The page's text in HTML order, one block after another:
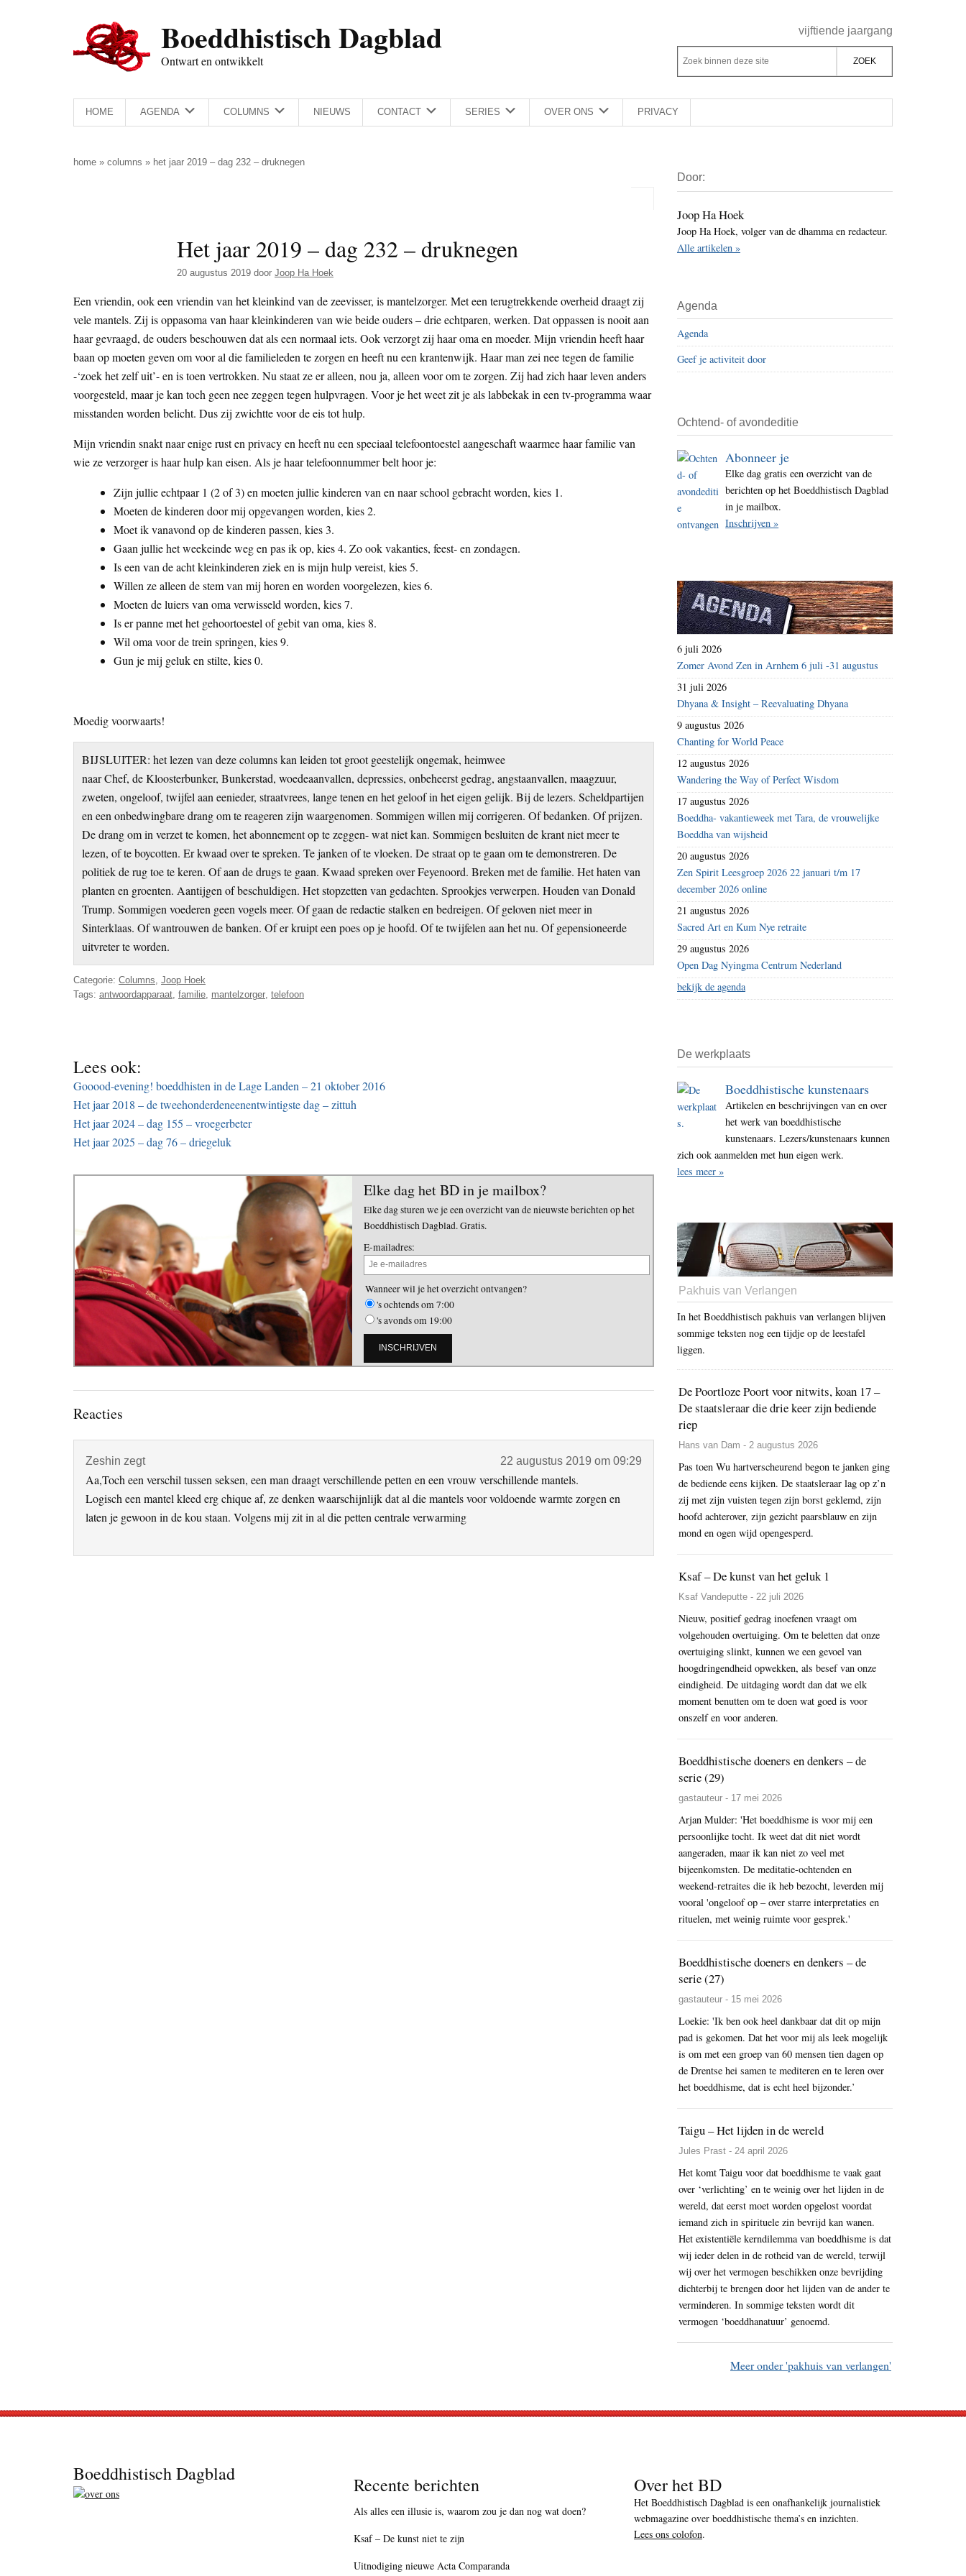
Boeddhistisch Dagblad
Ontwart en ontwikkelt
Rechts
vijftiende jaargang
Z
o
e
k
d
e
z
e
s
t
e
Z
o
k
b
n
n
d
e
s
i
t
e
HOME AGENDA COLUMNS NIEUWS CONTACT SERIES OVER ONS PRIVACY
home » columns » het jaar 2019 – dag 232 – druknegen
Het jaar 2019 – dag 232 – druknegen
20 augustus 2019 door Joop Ha Hoek
Een vriendin, ook een vriendin van het kleinkind van de zeevisser, is mantelzorger. Met een terugtrekkende overheid draagt zij
vele mantels. Zij is oppasoma van haar kleinkinderen van wie beide ouders – drie echtparen, werken. Dat oppassen is nooit aan
haar gevraagd, de ouders beschouwen dat als een normaal iets. Ook verzorgt zij haar oma en moeder. Mijn vriendin heeft haar
baan op moeten geven om voor al die familieleden te zorgen en heeft nu een krantenwijk. Haar man zei nee tegen de familie
-‘zoek het zelf uit’- en is toen vertrokken. Nu staat ze er alleen, nou ja, alleen voor om te zorgen. Zij had zich haar leven anders
voorgesteld, maar je kan toch geen nee zeggen tegen hulpvragen. Voor je het weet zit je als labbekak in een tv-programma waar
misstanden worden belicht. Dus zij zwichtte voor de eis tot hulp.
Mijn vriendin snakt naar enige rust en privacy en heeft nu een speciaal telefoontoestel aangeschaft waarmee haar familie van
wie ze verzorger is haar hulp kan eisen. Als je haar telefoonnummer belt hoor je:
Zijn jullie echtpaar 1 (2 of 3) en moeten jullie kinderen van en naar school gebracht worden, kies 1.
Moeten de kinderen door mij opgevangen worden, kies 2.
Moet ik vanavond op de kinderen passen, kies 3.
Gaan jullie het weekeinde weg en pas ik op, kies 4. Zo ook vakanties, feest- en zondagen.
Is een van de acht kleinkinderen ziek en is mijn hulp vereist, kies 5.
Willen ze alleen de stem van mij horen en worden voorgelezen, kies 6.
Moeten de luiers van oma verwisseld worden, kies 7.
Is er panne met het gehoortoestel of gebit van oma, kies 8.
Wil oma voor de trein springen, kies 9.
Gun je mij geluk en stilte, kies 0.
Moedig voorwaarts!
BIJSLUITER: het lezen van deze columns kan leiden tot groot geestelijk ongemak, heimwee
naar Chef, de Kloosterbunker, Bunkerstad, woedeaanvallen, depressies, onbeheerst gedrag, angstaanvallen, maagzuur,
zweten, ongeloof, twijfel aan eenieder, straatvrees, lange tenen en het geloof in het eigen gelijk. Bij de lezers. Scheldpartijen
en een onbedwingbare drang om te reageren zijn waargenomen. Sommigen willen mij corrigeren. Of bedanken. Of prijzen.
De drang om in verzet te komen, het abonnement op te zeggen- wat niet kan. Sommigen besluiten de krant niet meer te
lezen, of te boycotten. Er kwaad over te spreken. Te janken of te vloeken. De straat op te gaan om te demonstreren. De
politiek de rug toe te keren. Of aan de drugs te gaan. Kwaad spreken over Feyenoord. Breken met de familie. Het haten van
planten en groenten. Aantijgen of beschuldigen. Het stopzetten van gedachten. Sprookjes verwerpen. Houden van Donald
Trump. Sommigen voederen geen vogels meer. Of gaan de redactie stalken en bedreigen. Of geloven niet meer in
Sinterklaas. Of wantrouwen de banken. Of er kruipt een poes op je hoofd. Of te twijfelen aan het nu. Of gepensioneerde
uitvreter te worden.
Categorie: Columns Joop Hoek
Tags: antwoordapparaat familie mantelzorger telefoon
Lees ook:
Gooood-evening! boeddhisten in de Lage Landen – 21 oktober 2016
Het jaar 2018 – de tweehonderdeneenentwintigste dag – zittuh
Het jaar 2024 – dag 155 – vroegerbeter
Het jaar 2025 – dag 76 – driegeluk
Elke dag het BD in je mailbox?
Elke dag sturen we je een overzicht van de nieuwste berichten op het
Boeddhistisch Dagblad. Gratis.
E-mailadres:
Wanneer wil je het overzicht ontvangen?
's ochtends om 7:00
's avonds om 19:00
Lees
Reacties
Zeshin zegt 22 augustus 2019 om 09:29
Aa,Toch een verschil tussen seksen, een man draagt verschillende petten en een vrouw verschillende mantels.
Logisch een mantel kleed erg chique af, ze denken waarschijnlijk dat al die mantels voor voldoende warmte zorgen en
laten je gewoon in de kou staan. Volgens mij zit in al die petten centrale verwarming
Sidebar
Door:
Joop Ha Hoek
Joop Ha Hoek, volger van de dhamma en redacteur.
Alle artikelen »
Agenda
Agenda
Geef je activiteit door
Ochtend- of avondeditie
Abonneer je
Elke dag gratis een overzicht van de
berichten op het Boeddhistisch Dagblad
in je mailbox.
Inschrijven »
6 juli 2026
Zomer Avond Zen in Arnhem 6 juli -31 augustus
31 juli 2026
Dhyana & Insight – Reevaluating Dhyana
9 augustus 2026
Chanting for World Peace
12 augustus 2026
Wandering the Way of Perfect Wisdom
17 augustus 2026
Boeddha- vakantieweek met Tara, de vrouwelijke
Boeddha van wijsheid
20 augustus 2026
Zen Spirit Leesgroep 2026 22 januari t/m 17
december 2026 online
21 augustus 2026
Sacred Art en Kum Nye retraite
29 augustus 2026
Open Dag Nyingma Centrum Nederland
bekijk de agenda
De werkplaats
Boeddhistische kunstenaars
Artikelen en beschrijvingen van en over
het werk van boeddhistische
kunstenaars. Lezers/kunstenaars kunnen
zich ook aanmelden met hun eigen werk.
lees meer »
Pakhuis van Verlangen
In het Boeddhistisch pakhuis van verlangen blijven
sommige teksten nog een tijdje op de leestafel
liggen.
De Poortloze Poort voor nitwits, koan 17 –
De staatsleraar die drie keer zijn bediende
riep
Hans van Dam - 2 augustus 2026
Pas toen Wu hartverscheurend begon te janken ging
de bediende eens kijken. De staatsleraar lag op z’n
zij met zijn vuisten tegen zijn borst geklemd, zijn
hoofd achterover, zijn gezicht paarsblauw en zijn
mond en ogen wijd opengesperd.
Ksaf – De kunst van het geluk 1
Ksaf Vandeputte - 22 juli 2026
Nieuw, positief gedrag inoefenen vraagt om
volgehouden overtuiging. Om te beletten dat onze
overtuiging slinkt, kunnen we een gevoel van
hoogdringendheid opwekken, als besef van onze
eindigheid. De uitdaging wordt dan dat we elk
moment benutten om te doen wat goed is voor
onszelf en voor anderen.
Boeddhistische doeners en denkers – de
serie (29)
gastauteur - 17 mei 2026
Arjan Mulder: 'Het boeddhisme is voor mij een
persoonlijke tocht. Ik weet dat dit niet wordt
aangeraden, maar ik kan niet zo veel met
bijeenkomsten. De meditatie-ochtenden en
weekend-retraites die ik heb bezocht, leverden mij
vooral 'ongeloof op – over starre interpretaties en
rituelen, met weinig ruimte voor gesprek.'
Boeddhistische doeners en denkers – de
serie (27)
gastauteur - 15 mei 2026
Loekie: 'Ik ben ook heel dankbaar dat dit op mijn
pad is gekomen. Dat het voor mij als leek mogelijk
is om met een groep van 60 mensen tien dagen op
de Drentse hei samen te mediteren en te leren over
het boeddhisme, dat is echt heel bijzonder.’
Taigu – Het lijden in de wereld
Jules Prast - 24 april 2026
Het komt Taigu voor dat boeddhisme te vaak gaat
over ‘verlichting’ en te weinig over het lijden in de
wereld, dat eerst moet worden opgelost voordat
iemand zich in spirituele zin bevrijd kan wanen.
Het existentiële kerndilemma van boeddhisme is dat
wij ieder delen in de rotheid van de wereld, terwijl
wij over het vermogen beschikken onze bevrijding
dichterbij te brengen door het lijden van de ander te
verminderen. In sommige teksten wordt dit
vermogen ‘boeddhanatuur’ genoemd.
Meer onder 'pakhuis van verlangen'
Boeddhistisch Dagblad Recente berichten
Als alles een illusie is, waarom zou je dan nog wat doen?
Ksaf – De kunst niet te zijn
Uitnodiging nieuwe Acta Comparanda
Over het BD
Het Boeddhistisch Dagblad is een onafhankelijk journalistiek
webmagazine over boeddhistische thema’s en inzichten.
Lees ons colofon.